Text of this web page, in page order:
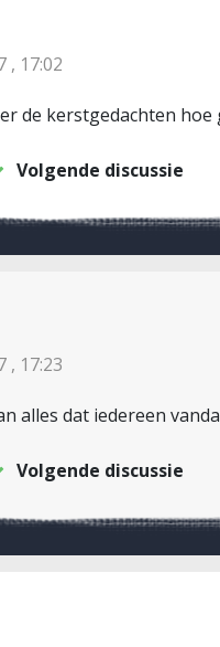
, 17:02
de kerstgedachten
Volgende discussie
, 17:23
alles dat iedereen
Volgende discussie